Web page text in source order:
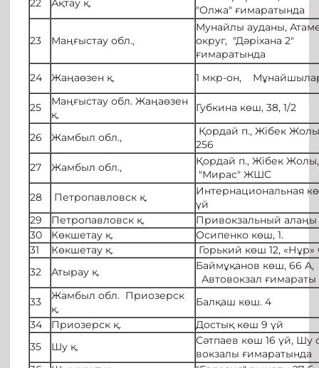
22 Ақтау қ.
"Олжа" ғимаратында
23 Маңғыстау обл.,
Мунайлы ауданы,
округ, "Дәріхана 2"
ғимаратында
24
Жаңаөзен қ. 1 мкр-он,
25
Маңғыстау обл. Жаңаөзен
қ.
Губкина көш, 38, 1/2
26 Жамбыл обл.,
Қордай п., Жібек
256
27
Жамбыл обл.,
Қордай п., Жібек Жолы,
"Мирас" ЖШС
28
Петропавловск қ.
Интернациональная
үй
29
Петропавловск қ.
Привокзальный алаңы
30
Көкшетау қ.
Осипенко көш, 1.
31
Көкшетау қ.
Горький көш 12, «Нұр»
32
Атырау қ.
Баймұқанов көш, 66 А,
Автовокзал ғимараты
33
Жамбыл обл. Приозерск
қ.
Балқаш көш. 4
34
Приозерск қ.
Достық көш 9 үй
35
Шу қ.
Сәтпаев көш 16 үй, Шу
вокзалы ғимаратында